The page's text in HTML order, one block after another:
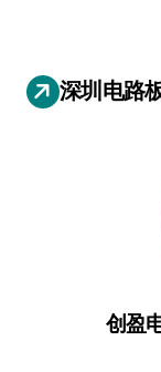
深圳电路
创盈